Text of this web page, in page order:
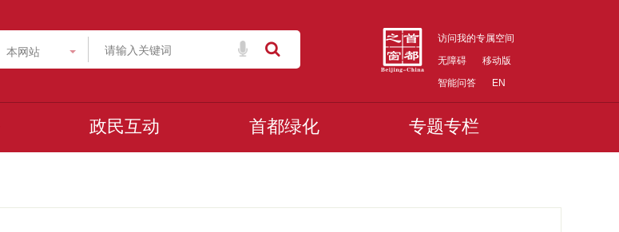
本网站
访问我的专属空间
无障碍
移动版
智能问答
EN
政民互动 首都绿化 专题专栏